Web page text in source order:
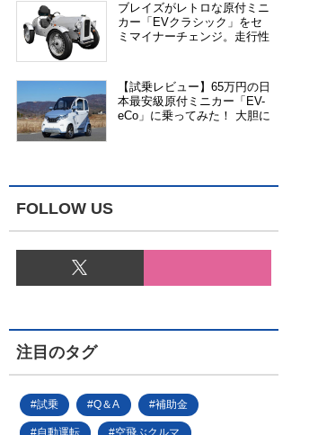
ブレイズがレトロな原付ミニ
カー「EVクラシック」をセ
ミマイナーチェンジ。走行性
【試乗レビュー】65万円の日
本最安級原付ミニカー「EV-
eCo」に乗ってみた！ 大胆に
FOLLOW US
注目のタグ
試乗 Q＆A 補助金